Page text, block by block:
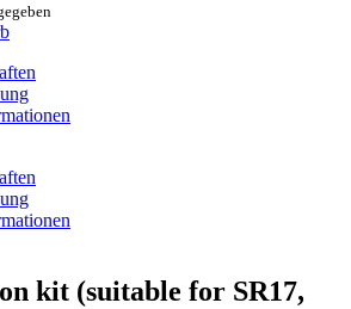
kit (suitable for SR17,